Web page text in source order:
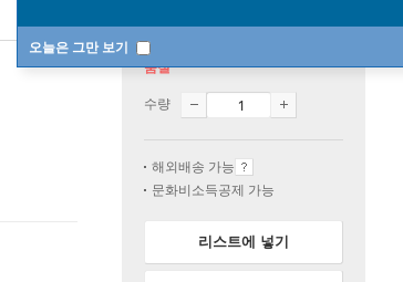
오늘은 그만 보기
품절
수량
해외배송 가능
문화비소득공제 가능
리스트에 넣기